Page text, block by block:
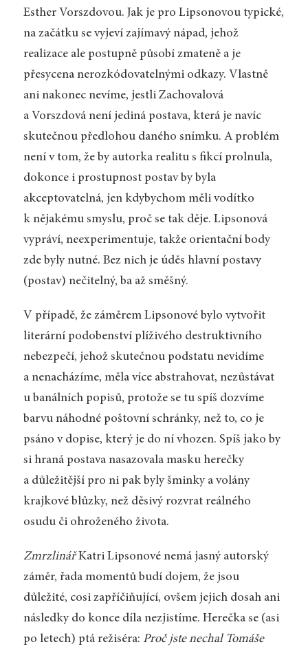
Esther Vorszdovou. Jak je pro Lipsonovou typické,
na začátku se vyjeví zajímavý nápad, jehož
realizace ale postupně působí zmateně a je
přesycena nerozkódovatelnými odkazy. Vlastně
ani nakonec nevíme, jestli Zachovalová
a Vorszdová není jediná postava, která je navíc
skutečnou předlohou daného snímku. A problém
není v tom, že by autorka realitu s fikcí prolnula,
dokonce i prostupnost postav by byla
akceptovatelná, jen kdybychom měli vodítko
k nějakému smyslu, proč se tak děje. Lipsonová
vypráví, neexperimentuje, takže orientační body
zde byly nutné. Bez nich je úděs hlavní postavy
(postav) nečitelný, ba až směšný.
V případě, že záměrem Lipsonové bylo vytvořit
literární podobenství plíživého destruktivního
nebezpečí, jehož skutečnou podstatu nevidíme
a nenacházíme, měla více abstrahovat, nezůstávat
u banálních popisů, protože se tu spíš dozvíme
barvu náhodné poštovní schránky, než to, co je
psáno v dopise, který je do ní vhozen. Spíš jako by
si hraná postava nasazovala masku herečky
a důležitější pro ni pak byly šminky a volány
krajkové blůzky, než děsivý rozvrat reálného
osudu či ohroženého života.
ZmrzlinářKatri Lipsonové nemá jasný autorský
záměr, řada momentů budí dojem, že jsou
důležité, cosi zapříčiňující, ovšem jejich dosah ani
následky do konce díla nezjistíme. Herečka se (asi
po letech) ptá režiséra: Proč jste nechal Tomáše